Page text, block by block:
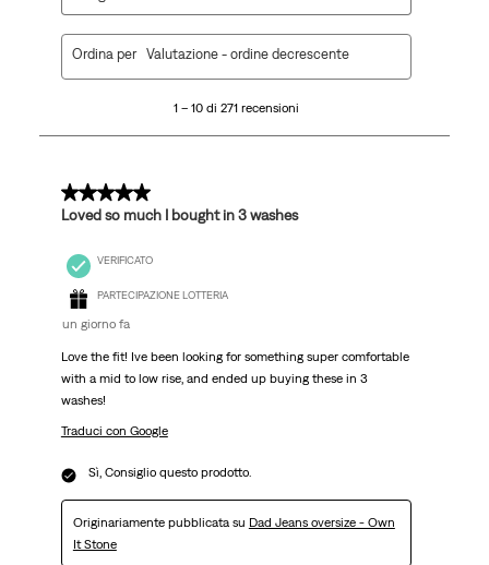
271
1 – 10 di 271 recensioni
Ordina per Valutazione - ordine decrescente
5 su 5 stelle.
Loved so much I bought in 3 washes
VERIFICATO
PARTECIPAZIONE LOTTERIA
un giorno fa
Love the fit! Ive been looking for something super comfortable
with a mid to low rise, and ended up buying these in 3
washes!
Traduci con Google
Sì, Consiglio questo prodotto.
Originariamente pubblicata su Dad Jeans oversize - Own
It Stone